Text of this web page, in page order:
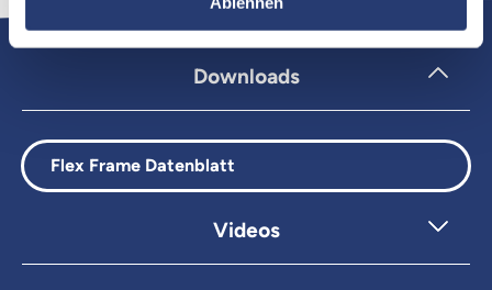
Downloads
Flex Frame Datenblatt
Videos